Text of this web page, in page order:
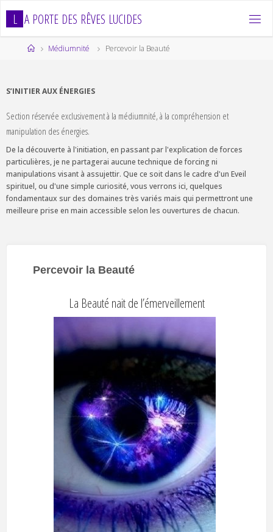
L A PORTE DES RÊVES LUCIDES
HomeMédiumnité Percevoir la Beauté
S’INITIER AUX ÉNERGIES
Section réservée exclusivement à la médiumnité, à la compréhension et
manipulation des énergies.
De la découverte à l'initiation, en passant par l'explication de forces
particulières, je ne partagerai aucune technique de forcing ni
manipulations visant à assujettir. Que ce soit dans le cadre d'un Eveil
spirituel, ou d'une simple curiosité, vous verrons ici, quelques
fondamentaux sur des domaines très variés mais qui permettront une
meilleure prise en main accessible selon les ouvertures de chacun.
Percevoir la Beauté
La Beauté nait de l’émerveillement